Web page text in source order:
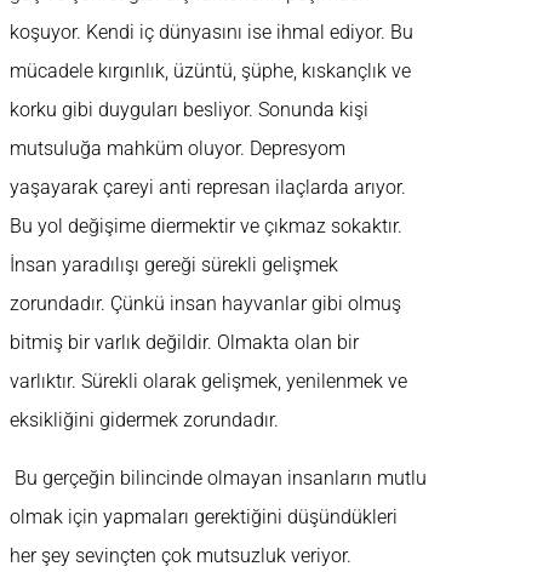
koşuyor. Kendi iç dünyasını ise ihmal ediyor. Bu
mücadele kırgınlık, üzüntü, şüphe, kıskançlık ve
korku gibi duyguları besliyor. Sonunda kişi
mutsuluğa mahküm oluyor. Depresyom
yaşayarak çareyi anti represan ilaçlarda arıyor.
Bu yol değişime diermektir ve çıkmaz sokaktır.
İnsan yaradılışı gereği sürekli gelişmek
zorundadır. Çünkü insan hayvanlar gibi olmuş
bitmiş bir varlık değildir. Olmakta olan bir
varlıktır. Sürekli olarak gelişmek, yenilenmek ve
eksikliğini gidermek zorundadır.
Bu gerçeğin bilincinde olmayan insanların mutlu
olmak için yapmaları gerektiğini düşündükleri
her şey sevinçten çok mutsuzluk veriyor.